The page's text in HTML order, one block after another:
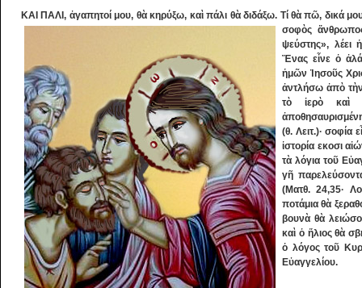
ΚΑΙ ΠΑΛΙ, ἀγαπητοί μου, θὰ κηρύξω, καὶ πάλι θὰ διδάξω. Τί θὰ πῶ, δικά
σοφὸς
ψεύστης»,
Ἕνας εἶνε ὁ
ἡμῶν Ἰησοῦς
ἀντλήσω ἀπὸ
τὸ ἱερὸ καὶ
(θ. Λειτ.)· σοφία
ἱστορία εκοσι
τὰ λόγια τοῦ
γῆ
(Ματθ. 24,35·
ποτάμια θὰ
βουνὰ θὰ
καὶ ὁ ἥλιος θὰ
ὁ λόγος τοῦ
Εὐαγγελίου.